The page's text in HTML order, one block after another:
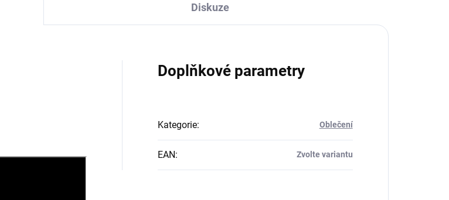
Diskuze
Doplňkové parametry
Kategorie: Oblečení
EAN: Zvolte variantu